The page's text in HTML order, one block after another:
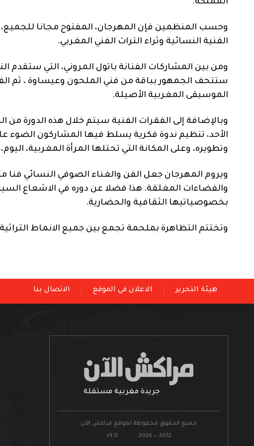
المملكة.
وحسب المنظمين فإن المهرجان، المفتوح مجانا
الفنية النسائية وثراء التراث الفني المغربي.
ومن بين المشاركات الفنانة باتول المروني، التي ستقدم
ستتحف الجمهور بباقة من فني الملحون وعيساوة ، ثم
الموسيقى المغربية الأصيلة.
وبالإضافة إلى الفقرات الفنية سيتم خلال هذه الدورة من
الأحد، تنظيم ندوة فكرية يسلط فيها المشاركون الضوء
وتطويره، وعلى المكانة التي تحتلها المرأة المغربية،
ويروم المهرجان جعل الفن والغناء الصوفي النسائي فنا
والفضاءات المغلقة. هذا فضلا عن دوره في الاشعاع
بخصوصياتيها الثقافية والحضارية.
وتختتم التظاهرة بملحمة تجمع بين جميع الانماط
هيئة التحرير الاعلان في الموقع الاتصال بنا
جريدة مغربية مستقلة
جميع الحقوق محفوظة لموقع مراكش الآن
v3.0 2026 — 2012